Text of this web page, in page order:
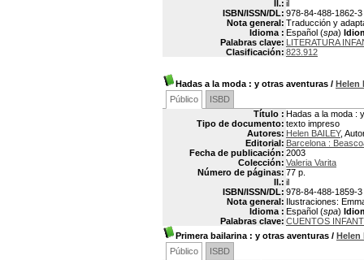
Il.: il
ISBN/ISSN/DL: 978-84-488-1862-3
Nota general: Traducción y
Idioma : Español (spa)
Palabras clave: LITERATURA
Clasificación: 823.912
Hadas a la moda : y otras aventuras / Helen
Público
ISBD
Título : Hadas a la moda :
Tipo de documento: texto impreso
Autores: Helen BAILEY,
Editorial: Barcelona :
Fecha de publicación: 2003
Colección: Valeria Varita
Número de páginas: 77 p.
Il.: il
ISBN/ISSN/DL: 978-84-488-1859-3
Nota general: Ilustraciones:
Idioma : Español (spa)
Palabras clave: CUENTOS
Primera bailarina : y otras aventuras / Helen
Público
ISBD